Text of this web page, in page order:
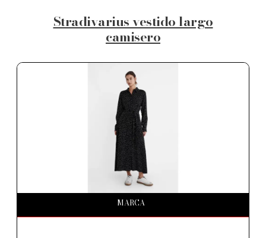
Stradivarius vestido largo
camisero
MARCA